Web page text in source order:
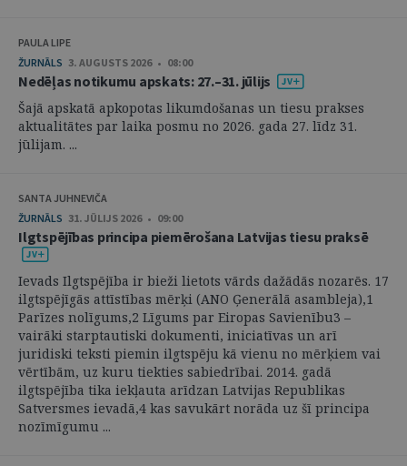
PAULA LIPE
ŽURNĀLS 3. AUGUSTS 2026 • 08:00
Nedēļas notikumu apskats: 27.–31. jūlijs
Šajā apskatā apkopotas likumdošanas un tiesu prakses
aktualitātes par laika posmu no 2026. gada 27. līdz 31.
jūlijam. ...
SANTA JUHNEVIČA
ŽURNĀLS 31. JŪLIJS 2026 • 09:00
Ilgtspējības principa piemērošana Latvijas tiesu praksē
Ievads Ilgtspējība ir bieži lietots vārds dažādās nozarēs. 17
ilgtspējīgās attīstības mērķi (ANO Ģenerālā asambleja),1
Parīzes nolīgums,2 Līgums par Eiropas Savienību3 –
vairāki starptautiski dokumenti, iniciatīvas un arī
juridiski teksti piemin ilgtspēju kā vienu no mērķiem vai
vērtībām, uz kuru tiekties sabiedrībai. 2014. gadā
ilgtspējība tika iekļauta arīdzan Latvijas Republikas
Satversmes ievadā,4 kas savukārt norāda uz šī principa
nozīmīgumu ...